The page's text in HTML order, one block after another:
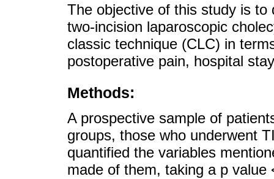
The objective of this study is
two-incision laparoscopic
classic technique (CLC) in
postoperative pain, hospital
Methods:
A prospective sample of
groups, those who underwent
quantified the variables
made of them, taking a p value